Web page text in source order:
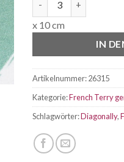
x 10 cm
IN
Artikelnummer:26315
Kategorie:French Terry
Schlagwörter:Diagonally,